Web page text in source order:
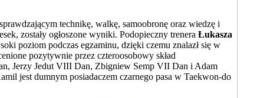
technikę, walkę, samoobronę oraz wiedzę i
zostały ogłoszone wyniki. Podopieczny trenera Łukasza
poziom podczas egzaminu, dzięki czemu znalazł się w
pozytywnie przez czteroosobowy skład
Jerzy Jedut VIII Dan, Zbigniew Semp VII Dan i Adam
jest dumnym posiadaczem czarnego pasa w Taekwon-do